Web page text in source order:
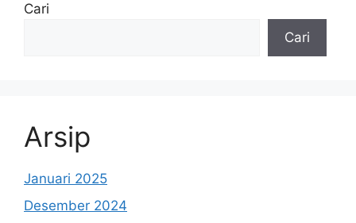
Cari
Cari
Arsip
Januari 2025
Desember 2024